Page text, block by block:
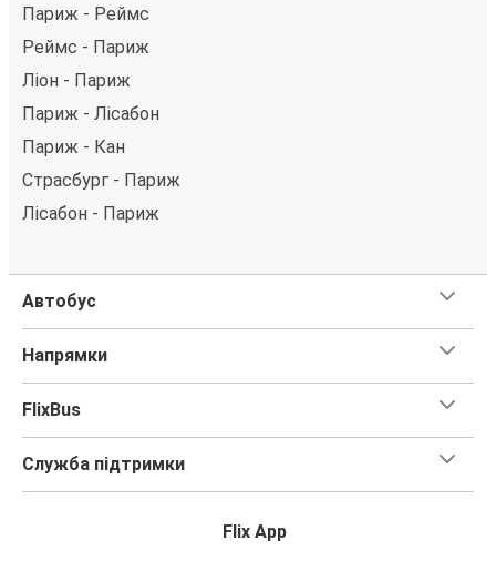
Париж - Реймс
Реймс - Париж
Ліон - Париж
Париж - Лісабон
Париж - Кан
Страсбург - Париж
Лісабон - Париж
Автобус
Напрямки
FlixBus
Служба підтримки
Flix App